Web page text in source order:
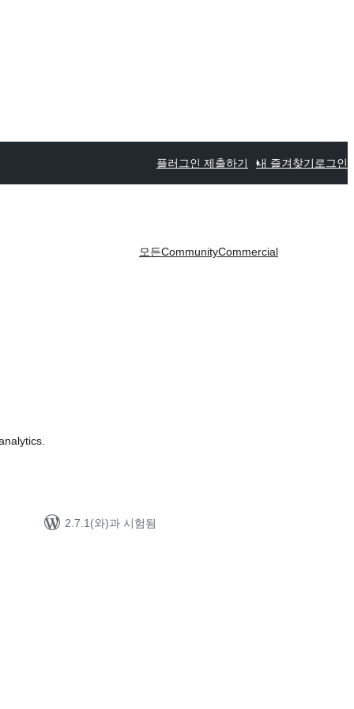
플러그인 제출하기 내 즐겨찾기 로그인
모든CommunityCommercial
2.7.1(와)과 시험됨